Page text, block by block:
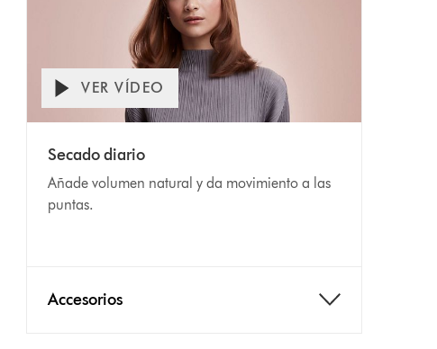
VER VÍDEO
Secado diario
Añade volumen natural y da movimiento a las
puntas.
Accesorios